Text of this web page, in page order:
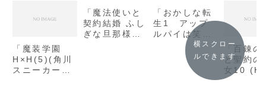
「魔装学園
H×H(5)(角川
スニーカー文
「魔法使いと
契約結婚 ふし
ぎな旦那様と
「おかしな転
生1 アップ
ルパイは笑顔
と共に/古流
望」の感想
「百錬の
と聖約の
女10
庫) / 鷹
横スクロー
ルできます